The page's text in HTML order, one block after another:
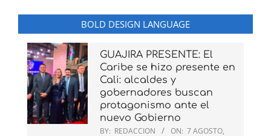
BOLD DESIGN LANGUAGE
GUAJIRA PRESENTE: El
Caribe se hizo presente en
Cali: alcaldes y
gobernadores buscan
protagonismo ante el
nuevo Gobierno
BY: REDACCION ON: 7 AGOSTO,